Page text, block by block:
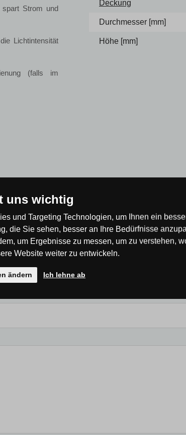
spart Strom und
Lichtintensität
(falls im
Deckung
Durchmesser [mm]
Höhe [mm]
uns wichtig
und Targeting Technologien, um Ihnen ein
die Sie sehen, besser an Ihre Bedürfnisse
um Ergebnisse zu messen, um zu verstehen,
Website weiter zu entwickeln.
ändern Ich lehne ab